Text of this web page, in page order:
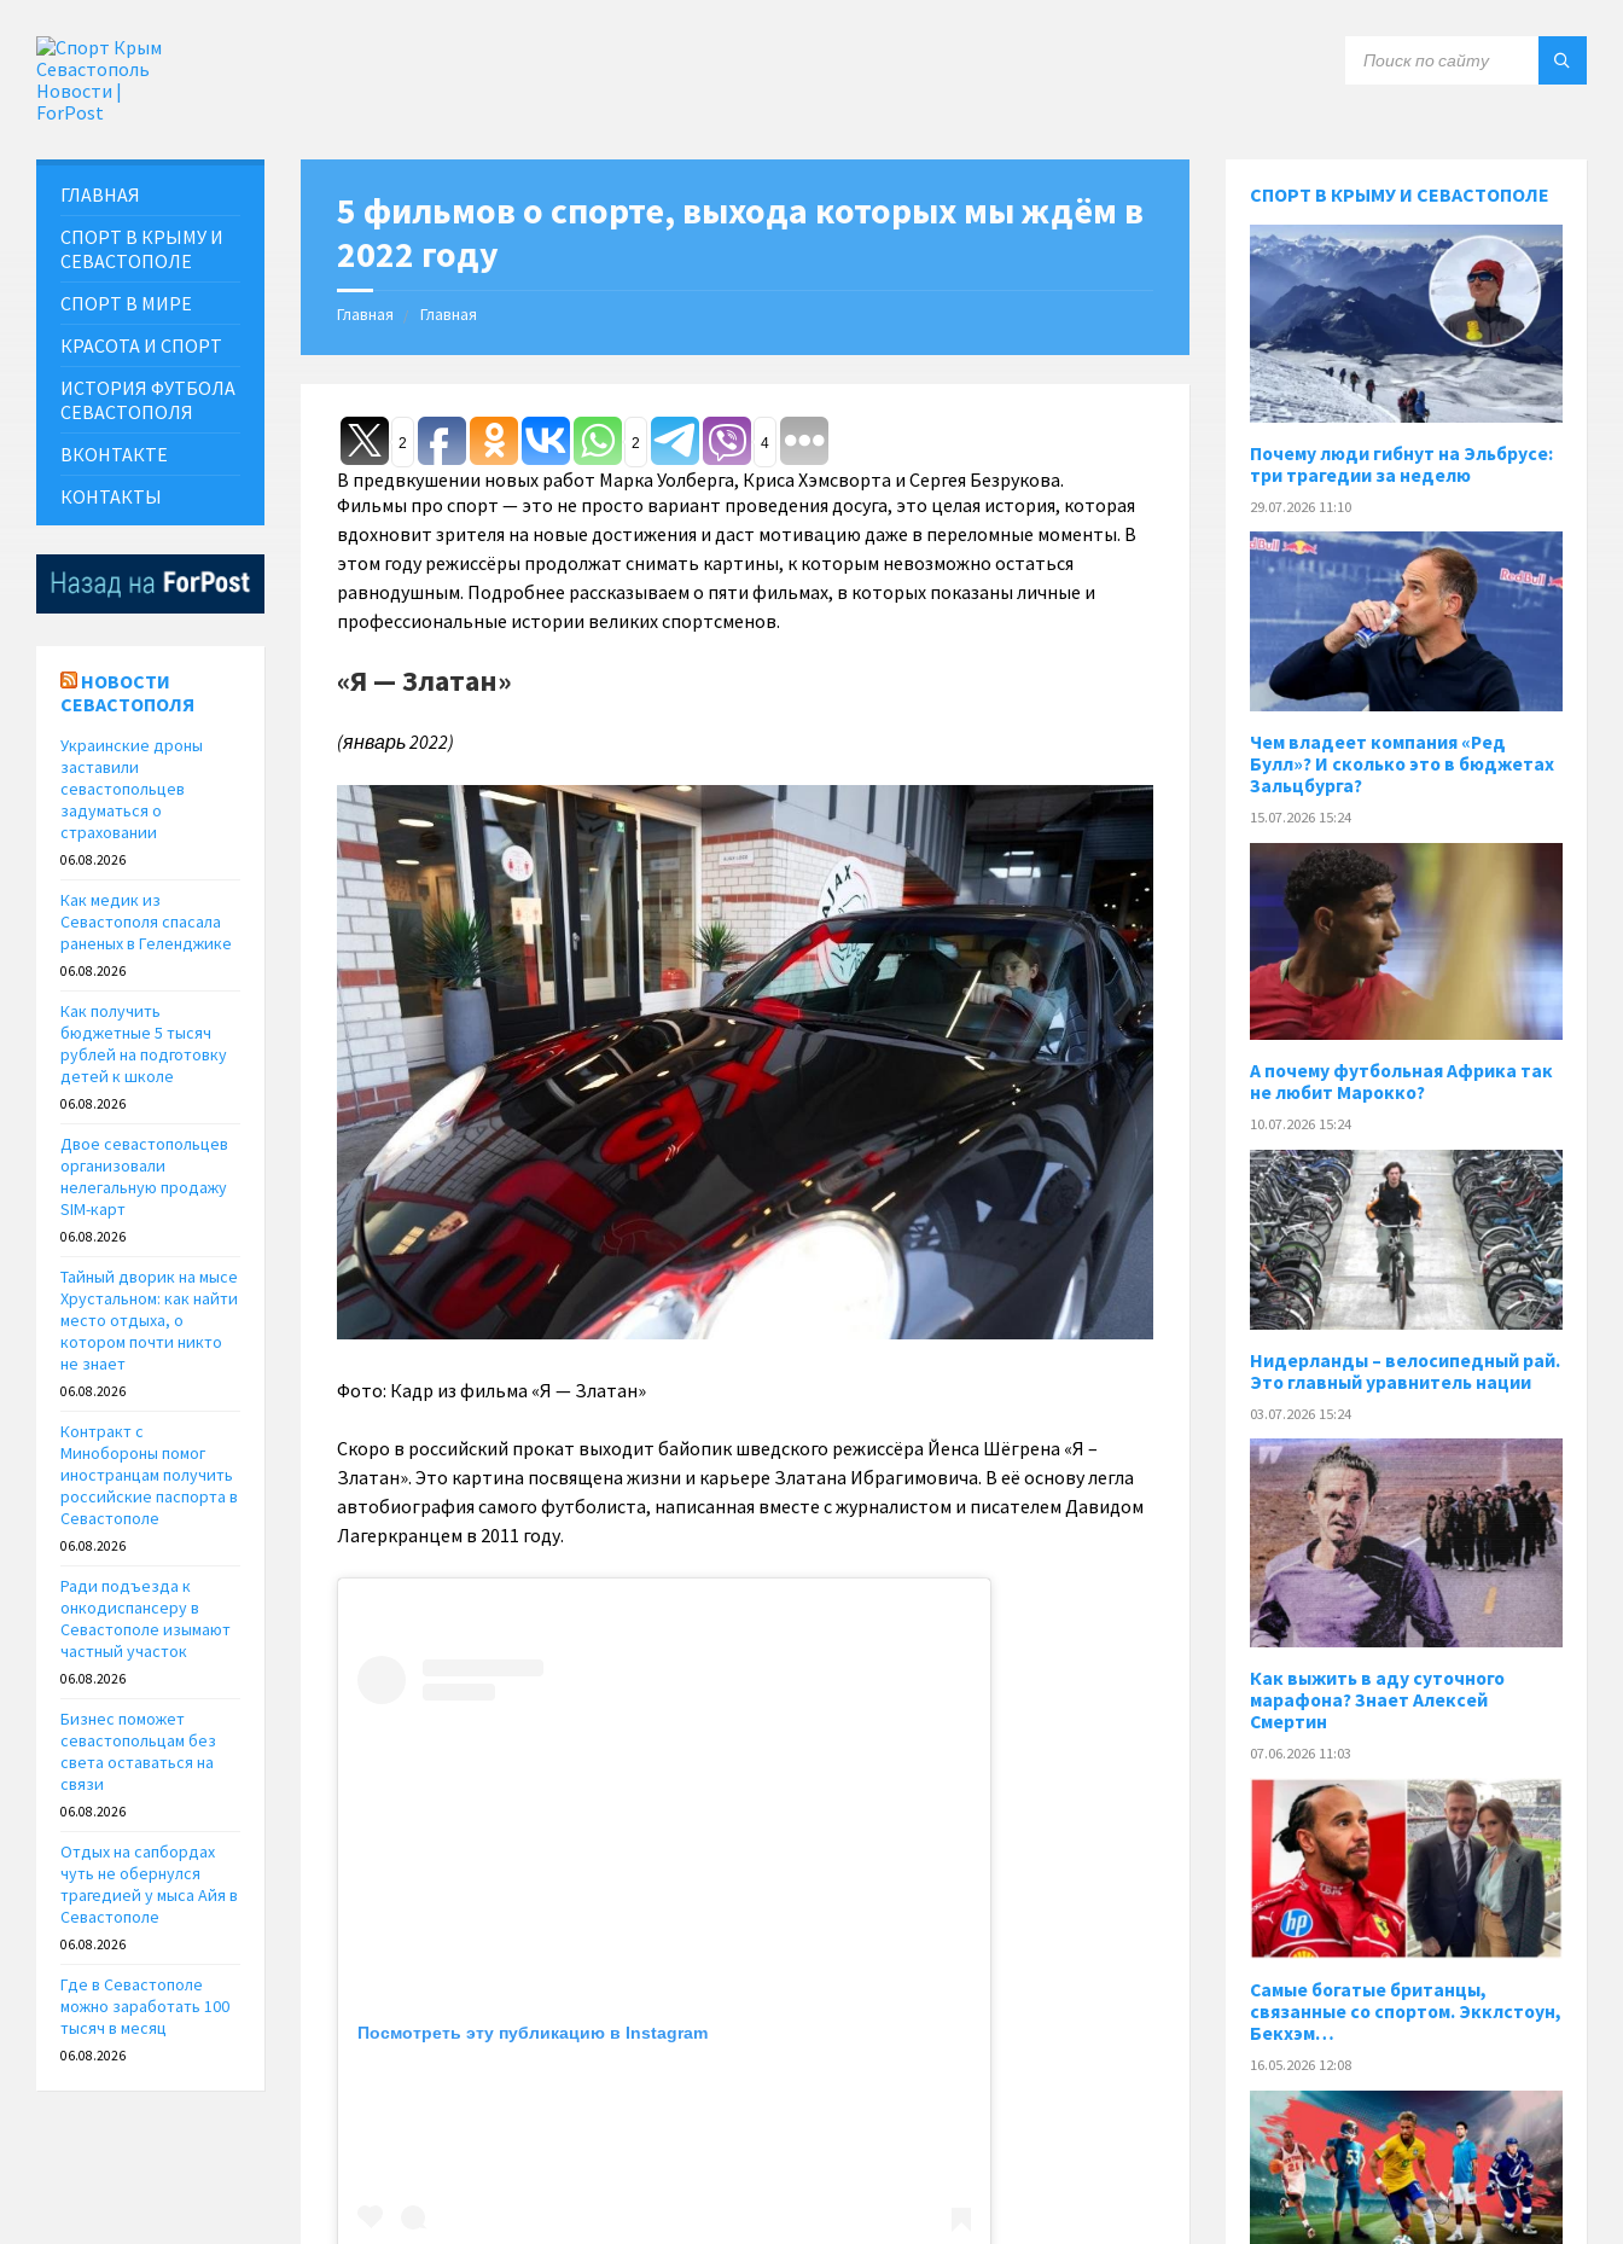
5 фильмов о спорте, выхода которых мы ждём в
2022 году
Главная Главная
2 2 4
В предвкушении новых работ Марка Уолберга, Криса Хэмсворта и Сергея Безрукова.
Фильмы про спорт — это не просто вариант проведения досуга, это целая история, которая
вдохновит зрителя на новые достижения и даст мотивацию даже в переломные моменты. В
этом году режиссёры продолжат снимать картины, к которым невозможно остаться
равнодушным. Подробнее рассказываем о пяти фильмах, в которых показаны личные и
профессиональные истории великих спортсменов.
«Я — Златан»
(январь 2022)
Фото: Кадр из фильма «Я — Златан»
Скоро в российский прокат выходит байопик шведского режиссёра Йенса Шёгрена «Я –
Златан». Это картина посвящена жизни и карьере Златана Ибрагимовича. В её основу легла
автобиография самого футболиста, написанная вместе с журналистом и писателем Давидом
Лагеркранцем в 2011 году.
Посмотреть эту публикацию в Instagram
ГЛАВНАЯ
СПОРТ В КРЫМУ И
СЕВАСТОПОЛЕ
СПОРТ В МИРЕ
КРАСОТА И СПОРТ
ИСТОРИЯ ФУТБОЛА
СЕВАСТОПОЛЯ
ВКОНТАКТЕ
КОНТАКТЫ
НОВОСТИ
СЕВАСТОПОЛЯ
Украинские дроны
заставили
севастопольцев
задуматься о
страховании
06.08.2026
Как медик из
Севастополя спасала
раненых в Геленджике
06.08.2026
Как получить
бюджетные 5 тысяч
рублей на подготовку
детей к школе
06.08.2026
Двое севастопольцев
организовали
нелегальную продажу
SIM-карт
06.08.2026
Тайный дворик на мысе
Хрустальном: как найти
место отдыха, о
котором почти никто
не знает
06.08.2026
Контракт с
Минобороны помог
иностранцам получить
российские паспорта в
Севастополе
06.08.2026
Ради подъезда к
онкодиспансеру в
Севастополе изымают
частный участок
06.08.2026
Бизнес поможет
севастопольцам без
света оставаться на
связи
06.08.2026
Отдых на сапбордах
чуть не обернулся
трагедией у мыса Айя в
Севастополе
06.08.2026
Где в Севастополе
можно заработать 100
тысяч в месяц
06.08.2026
СПОРТ В КРЫМУ И СЕВАСТОПОЛЕ
Почему люди гибнут на Эльбрусе:
три трагедии за неделю
29.07.2026 11:10
Чем владеет компания «Ред
Булл»? И сколько это в бюджетах
Зальцбурга?
15.07.2026 15:24
А почему футбольная Африка так
не любит Марокко?
10.07.2026 15:24
Нидерланды – велосипедный рай.
Это главный уравнитель нации
03.07.2026 15:24
Как выжить в аду суточного
марафона? Знает Алексей
Смертин
07.06.2026 11:03
Самые богатые британцы,
связанные со спортом. Экклстоун,
Бекхэм…
16.05.2026 12:08